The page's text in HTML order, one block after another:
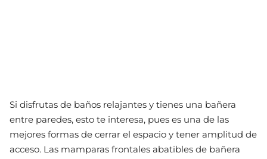
Si disfrutas de baños relajantes y tienes una bañera
entre paredes, esto te interesa, pues es una de las
mejores formas de cerrar el espacio y tener amplitud de
acceso. Las mamparas frontales abatibles de bañera